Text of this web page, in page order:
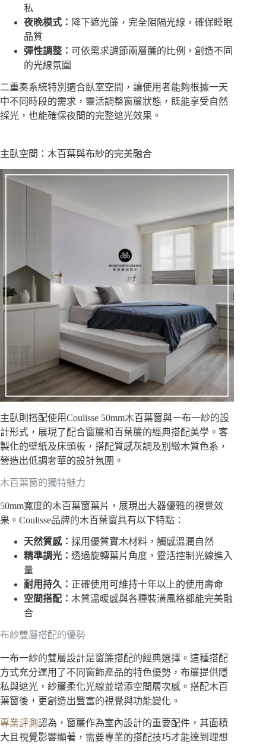
私
夜晚模式： 降下遮光簾，完全阻隔光線，確保睡眠
品質
彈性調整： 可依需求調節兩層簾的比例，創造不同
的光線氛圍
二重奏系統特別適合臥室空間，讓使用者能夠根據一天
中不同時段的需求，靈活調整窗簾狀態，既能享受自然
採光，也能確保夜間的完整遮光效果。
主臥空間：木百葉與布紗的完美融合
主臥則搭配使用Coulisse 50mm木百葉窗與一布一紗的設
計形式，展現了配合窗簾和百葉簾的經典搭配美學。客
製化的壁紙及床頭板，搭配質感灰調及別緻木質色系，
營造出低調奢華的設計氛圍。
木百葉窗的獨特魅力
50mm寬度的木百葉窗葉片，展現出大器優雅的視覺效
果。Coulisse品牌的木百葉窗具有以下特點：
天然質感： 採用優質實木材料，觸感溫潤自然
精準調光： 透過旋轉葉片角度，靈活控制光線進入
量
耐用持久： 正確使用可維持十年以上的使用壽命
空間搭配： 木質溫暖感與各種裝潢風格都能完美融
合
布紗雙層搭配的優勢
一布一紗的雙層設計是窗簾搭配的經典選擇。這種搭配
方式充分運用了不同窗飾產品的特色優勢，布簾提供隱
私與遮光，紗簾柔化光線並增添空間層次感。搭配木百
葉窗後，更創造出豐富的視覺與功能變化。
專業評測 認為，窗簾作為室內設計的重要配件，其面積
大且視覺影響顯著，需要專業的搭配技巧才能達到理想